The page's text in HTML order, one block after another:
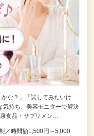
かな？」「試してみたいけ
持ち、美容モニターで解決
食品・サプリメン…
／時間額1,500円～5,000